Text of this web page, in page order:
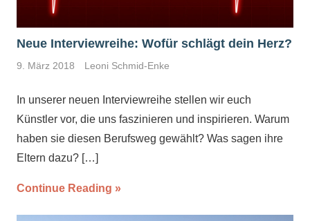
Neue Interviewreihe: Wofür schlägt dein Herz?
9. März 2018 Leoni Schmid-Enke
In unserer neuen Interviewreihe stellen wir euch
Künstler vor, die uns faszinieren und inspirieren. Warum
haben sie diesen Berufsweg gewählt? Was sagen ihre
Eltern dazu? […]
Continue Reading